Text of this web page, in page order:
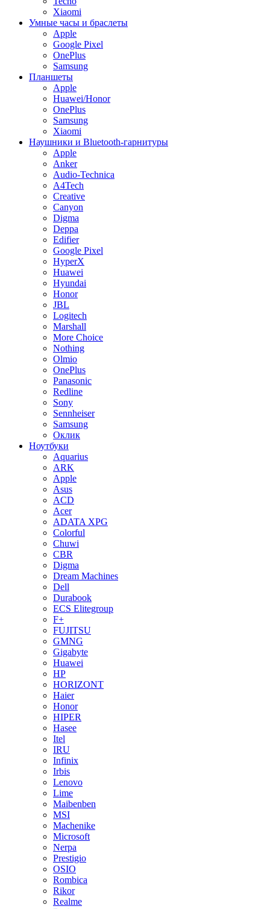
Xiaomi
Умные часы и браслеты
Apple
Google Pixel
OnePlus
Samsung
Планшеты
Apple
Huawei/Honor
OnePlus
Samsung
Xiaomi
Наушники и Bluetooth-гарнитуры
Apple
Anker
Audio-Technica
A4Tech
Creative
Canyon
Digma
Deppa
Edifier
Google Pixel
HyperX
Huawei
Hyundai
Honor
JBL
Logitech
Marshall
More Choice
Nothing
Olmio
OnePlus
Panasonic
Redline
Sony
Sennheiser
Samsung
Оклик
Ноутбуки
Aquarius
ARK
Apple
Asus
ACD
Acer
ADATA XPG
Colorful
Chuwi
CBR
Digma
Dream Machines
Dell
Durabook
ECS Elitegroup
F+
FUJITSU
GMNG
Gigabyte
Huawei
HP
HORIZONT
Haier
Honor
HIPER
Hasee
Itel
IRU
Infinix
Irbis
Lenovo
Lime
Maibenben
MSI
Machenike
Microsoft
Nerpa
Prestigio
OSIO
Rombica
Rikor
Realme